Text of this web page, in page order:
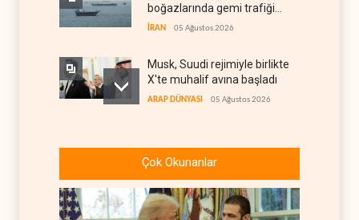
boğazlarında gemi trafiği
durağan seyrini koruyor
İRAN 05 Ağustos 2026
Musk, Suudi rejimiyle birlikte
X'te muhalif avına başladı
ARAP DÜNYASI 05 Ağustos 2026
‘Somaliland reçetesi’
NYT: Washington, İran'ı yine
Çok Okunanlar